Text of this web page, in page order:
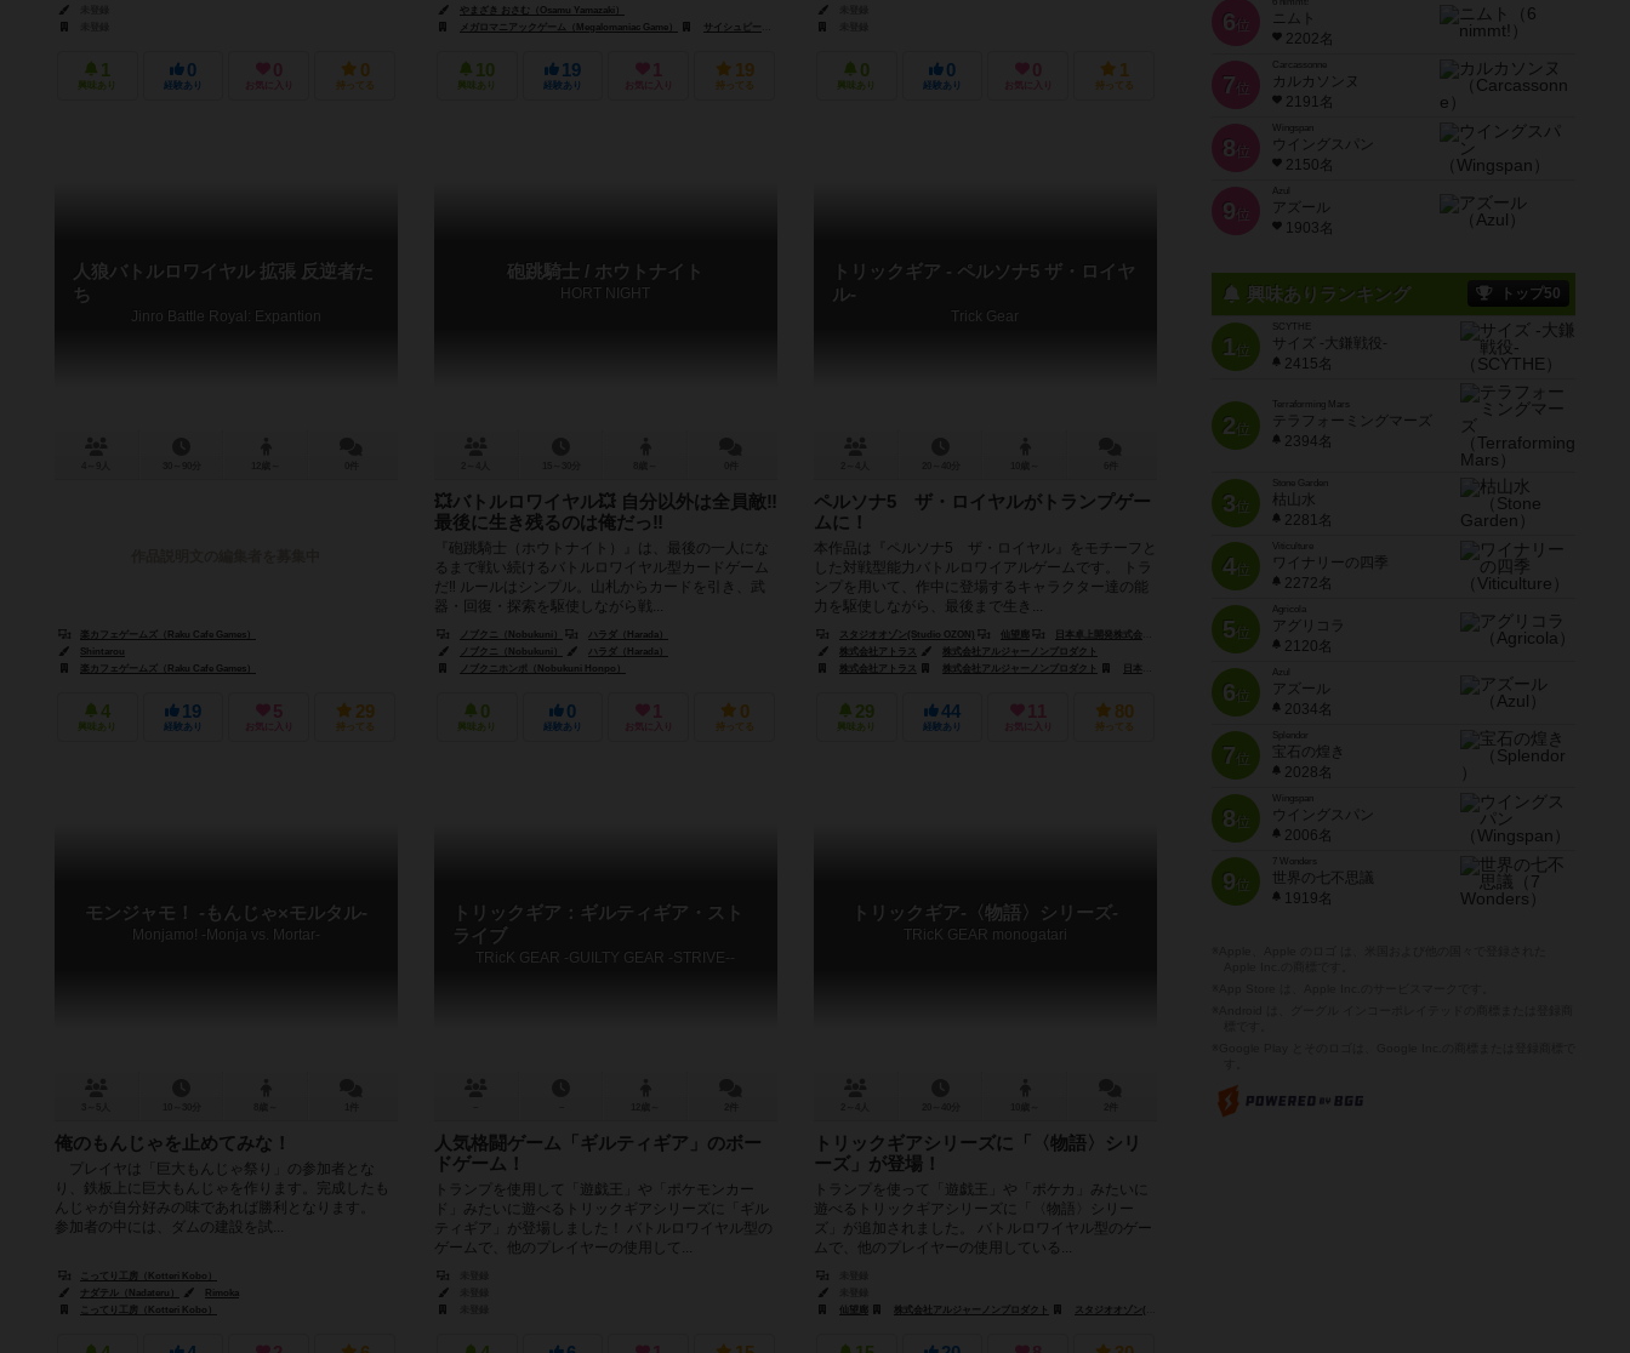
1
興味あり
0
経験あり
0
お気に入り
0
持ってる
やまざき おさむ（Osamu Yamazaki）
メガロマニアックゲーム（Megalomaniac Game）
サイシュピール（Sai Spiel）
10
興味あり
19
経験あり
1
お気に入り
19
持ってる
0
興味あり
0
経験あり
0
お気に入り
1
持ってる
人狼バトルロワイヤル 拡張 反逆者た
ち
Jinro Battle Royal: Expantion
楽カフェゲームズ（Raku Cafe Games）
Shintarou
楽カフェゲームズ（Raku Cafe Games）
4
興味あり
19
経験あり
5
お気に入り
29
持ってる
砲跳騎士 / ホウトナイト
HORT NIGHT
💥バトルロワイヤル💥 自分以外は全員敵‼
最後に生き残るのは俺だっ‼︎
『砲跳騎士（ホウトナイト）』は、最後の一人にな
るまで戦い続けるバトルロワイヤル型カードゲーム
だ‼️ ルールはシンプル。山札からカードを引き、武
器・回復・探索を駆使しながら戦...
ノブクニ（Nobukuni）
ハラダ（Harada）
ノブクニ（Nobukuni）
ハラダ（Harada）
ノブクニホンポ（Nobukuni Honpo）
0
興味あり
0
経験あり
1
お気に入り
0
持ってる
トリックギア - ペルソナ5 ザ・ロイヤ
ル-
Trick Gear
ペルソナ5 ザ・ロイヤルがトランプゲー
ムに！
本作品は『ペルソナ5 ザ・ロイヤル』をモチーフと
した対戦型能力バトルロワイアルゲームです。 トラ
ンプを用いて、作中に登場するキャラクター達の能
力を駆使しながら、最後まで生き...
スタジオオゾン(Studio OZON) 仙望廊
日本卓上開発株式会社（OTEMOTO GAMES）
株式会社アトラス
株式会社アルジャーノンプロダクト
株式会社アトラス
株式会社アルジャーノンプロダクト 日本卓上開発株式会社（OTEMOTO GAMES）
29
興味あり
44
経験あり
11
お気に入り
80
持ってる
モンジャモ！ -もんじゃ×モルタル-
Monjamo! -Monja vs. Mortar-
俺のもんじゃを止めてみな！
プレイヤは「巨大もんじゃ祭り」の参加者とな
り、鉄板上に巨大もんじゃを作ります。完成したも
んじゃが自分好みの味であれば勝利となります。
参加者の中には、ダムの建設を試...
こってり工房（Kotteri Kobo）
ナダテル（Nadateru）
Rimoka
こってり工房（Kotteri Kobo）
トリックギア：ギルティギア・スト
ライブ
TRicK GEAR -GUILTY GEAR -STRIVE--
人気格闘ゲーム「ギルティギア」のボー
ドゲーム！
トランプを使用して「遊戯王」や「ポケモンカー
ド」みたいに遊べるトリックギアシリーズに「ギル
ティギア」が登場しました！ バトルロワイヤル型の
ゲームで、他のプレイヤーの使用して...
トリックギア-〈物語〉シリーズ-
TRicK GEAR monogatari
トリックギアシリーズに「〈物語〉シリ
ーズ」が登場！
トランプを使って「遊戯王」や「ポケカ」みたいに
遊べるトリックギアシリーズに「〈物語〉シリー
ズ」が追加されました。 バトルロワイヤル型のゲー
ムで、他のプレイヤーの使用している...
仙望廊
株式会社アルジャーノンプロダクト スタジオオゾン(Studio OZON)
6 位
ニムト
2202名
7 位
Carcassonne
カルカソンヌ
2191名
8 位
Wingspan
ウイングスパン
2150名
9 位
Azul
アズール
1903名
興味ありランキング トップ50
1位
SCYTHE
サイズ -大鎌戦役-
2415名
2位
Terraforming Mars
テラフォーミングマーズ
2394名
3位
Stone Garden
枯山水
2281名
4位
Viticulture
ワイナリーの四季
2272名
5位
Agricola
アグリコラ
2120名
6位
Azul
アズール
2034名
7位
宝石の煌き
2028名
8位
Wingspan
ウイングスパン
2006名
9位
7 Wonders
世界の七不思議
1919名